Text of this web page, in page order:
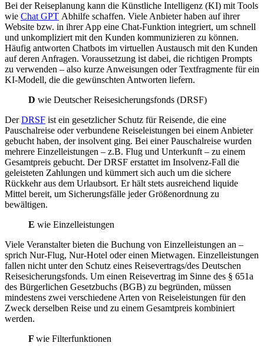
Bei der Reiseplanung kann die Künstliche Intelligenz (KI) mit Tools
wie Chat GPT Abhilfe schaffen. Viele Anbieter haben auf ihrer
Website bzw. in ihrer App eine Chat-Funktion integriert, um schnell
und unkompliziert mit den Kunden kommunizieren zu können.
Häufig antworten Chatbots im virtuellen Austausch mit den Kunden
auf deren Anfragen. Voraussetzung ist dabei, die richtigen Prompts
zu verwenden – also kurze Anweisungen oder Textfragmente für ein
KI-Modell, die die gewünschten Antworten liefern.
D wie Deutscher Reisesicherungsfonds (DRSF)
DerDRSF ist ein gesetzlicher Schutz für Reisende, die eine
Pauschalreise oder verbundene Reiseleistungen bei einem Anbieter
gebucht haben, der insolvent ging. Bei einer Pauschalreise wurden
mehrere Einzelleistungen – z.B. Flug und Unterkunft – zu einem
Gesamtpreis gebucht. Der DRSF erstattet im Insolvenz-Fall die
geleisteten Zahlungen und kümmert sich auch um die sichere
Rückkehr aus dem Urlaubsort. Er hält stets ausreichend liquide
Mittel bereit, um Sicherungsfälle jeder Größenordnung zu
bewältigen.
E wie Einzelleistungen
Viele Veranstalter bieten die Buchung von Einzelleistungen an –
sprich Nur-Flug, Nur-Hotel oder einen Mietwagen. Einzelleistungen
fallen nicht unter den Schutz eines Reisevertrags/des Deutschen
Reisesicherungsfonds. Um einen Reisevertrag im Sinne des § 651a
des Bürgerlichen Gesetzbuchs (BGB) zu begründen, müssen
mindestens zwei verschiedene Arten von Reiseleistungen für den
Zweck derselben Reise und zu einem Gesamtpreis kombiniert
werden.
F wie Filterfunktionen